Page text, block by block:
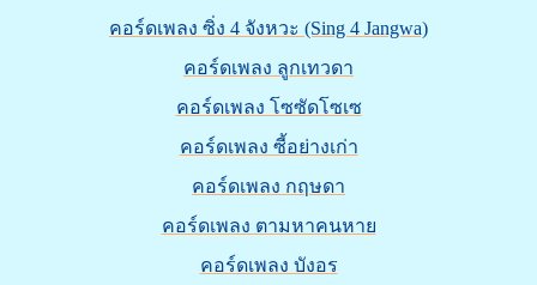
คอร์ดเพลง ซิ่ง 4 จังหวะ (Sing 4 Jangwa)
คอร์ดเพลง ลูกเทวดา
คอร์ดเพลง โซซัดโซเซ
คอร์ดเพลง ซี้อย่างเก่า
คอร์ดเพลง กฤษดา
คอร์ดเพลง ตามหาคนหาย
คอร์ดเพลง บังอร